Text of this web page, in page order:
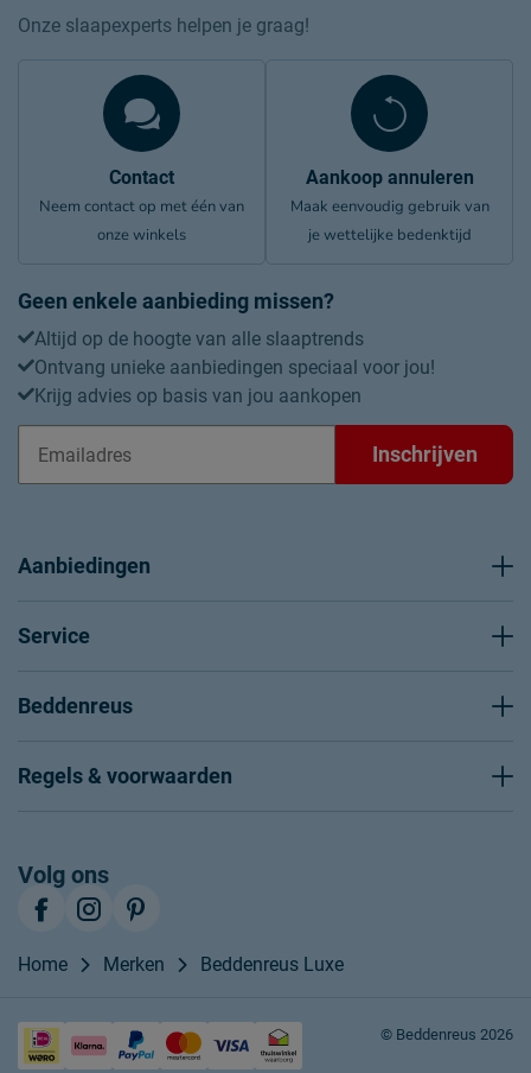
Onze slaapexperts helpen je graag!
Contact
Neem contact op met één van
onze winkels
Aankoop annuleren
Maak eenvoudig gebruik van
je wettelijke bedenktijd
Geen enkele aanbieding missen?
Altijd op de hoogte van alle slaaptrends
Ontvang unieke aanbiedingen speciaal voor jou!
Krijg advies op basis van jou aankopen
Inschrijven
Aanbiedingen
Service
Beddenreus
Regels & voorwaarden
Volg ons
Home Merken Beddenreus Luxe
© Beddenreus 2026